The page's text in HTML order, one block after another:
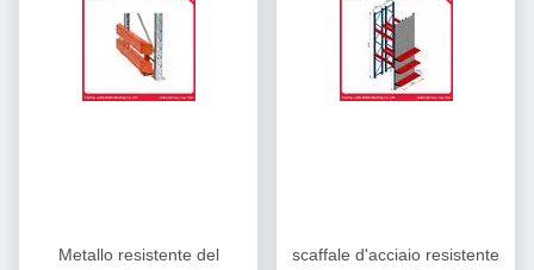
Metallo resistente del
scaffale d'acciaio resistente